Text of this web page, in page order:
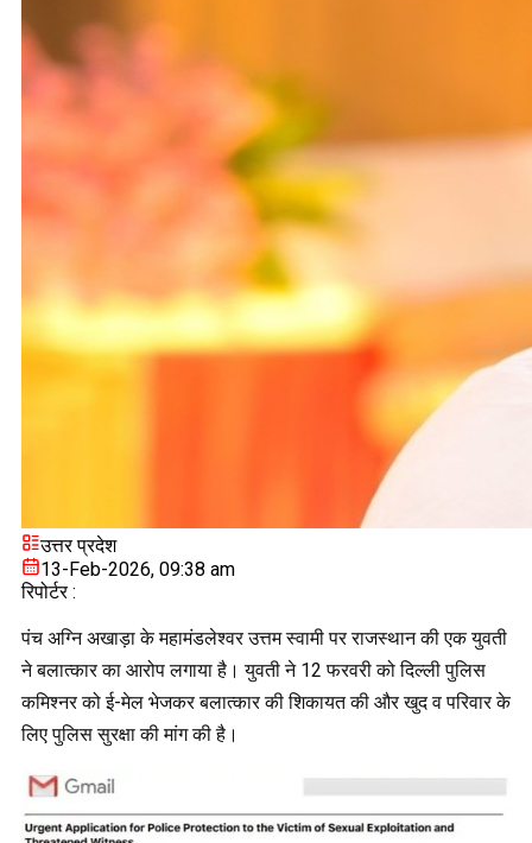
उत्तर प्रदेश
13-Feb-2026, 09:38 am
रिपोर्टर :
पंच अग्नि अखाड़ा के महामंडलेश्वर उत्तम स्वामी पर राजस्थान की एक युवती
ने बलात्कार का आरोप लगाया है। युवती ने 12 फरवरी को दिल्ली पुलिस
कमिश्नर को ई-मेल भेजकर बलात्कार की शिकायत की और खुद व परिवार के
लिए पुलिस सुरक्षा की मांग की है।